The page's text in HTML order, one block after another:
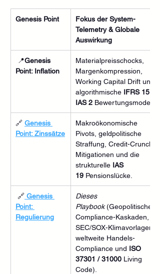
Genesis Point
Fokus der System-
Telemetry & Globale
Auswirkung
📍Genesis
Point: Inflation
Materialpreisschocks,
Margenkompression,
Working Capital Drift und
algorithmische IFRS 15 /
IAS 2 Bewertungsmodelle.
🔗 Genesis
Point: Zinssätze
Makroökonomische
Pivots, geldpolitische
Straffung, Credit-Crunch-
Mitigationen und die
strukturelle IAS
19 Pensionslücke.
🔗 Genesis
Point:
Regulierung
Dieses
Playbook (Geopolitische
Compliance-Kaskaden,
SEC/SOX-Klimavorlagen,
weltweite Handels-
Compliance und ISO
37301 / 31000 Living
Code).